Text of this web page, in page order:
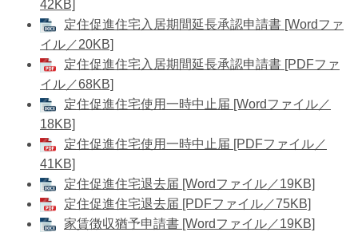
42KB]
定住促進住宅入居期間延長承認申請書 [Wordファ
イル／20KB]
定住促進住宅入居期間延長承認申請書 [PDFファ
イル／68KB]
定住促進住宅使用一時中止届 [Wordファイル／
18KB]
定住促進住宅使用一時中止届 [PDFファイル／
41KB]
定住促進住宅退去届 [Wordファイル／19KB]
定住促進住宅退去届 [PDFファイル／75KB]
家賃徴収猶予申請書 [Wordファイル／19KB]